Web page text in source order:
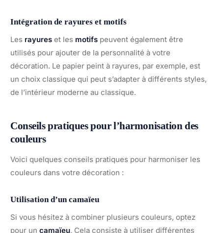
Intégration de rayures et motifs
Les rayures et les motifs peuvent également être
utilisés pour ajouter de la personnalité à votre
décoration. Le papier peint à rayures, par exemple, est
un choix classique qui peut s’adapter à différents styles,
de l’intérieur moderne au classique.
Conseils pratiques pour l’harmonisation des
couleurs
Voici quelques conseils pratiques pour harmoniser les
couleurs dans votre décoration :
Utilisation d’un camaïeu
Si vous hésitez à combiner plusieurs couleurs, optez
pour un camaïeu. Cela consiste à utiliser différentes